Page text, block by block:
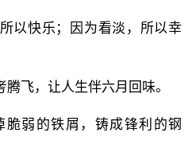
以快乐；因为看淡，所以幸
腾飞，让人生伴六月回味。
脆弱的铁屑，铸成锋利的钢